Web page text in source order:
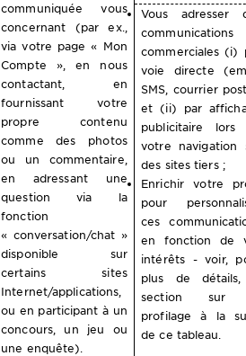
communiquée vous
concernant (par ex.,
via votre page « Mon
Compte », en nous
contactant, en
fournissant votre
propre contenu
comme des photos
ou un commentaire,
en adressant une
question via la
fonction
« conversation/chat »
disponible sur
certains sites
Internet/applications,
ou en participant à un
concours, un jeu ou
une enquête).
Vous adresser
communications
commerciales (i)
voie directe
SMS, courrier
et (ii) par
publicitaire lors
votre navigation
des sites tiers ;
Enrichir votre
pour
ces
en fonction de
intérêts - voir,
plus de
section sur
profilage à la
de ce tableau.